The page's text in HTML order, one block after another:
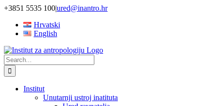
Skip
content
+3851 5535 100|ured@inantro.hr
Hrvatski
English
Search
for:
Institut
Unutarnji ustroj inatituta